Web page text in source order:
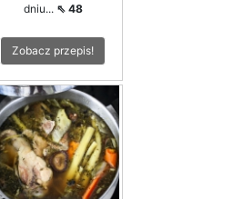
dniu... ⇖ 48
Zobacz przepis!